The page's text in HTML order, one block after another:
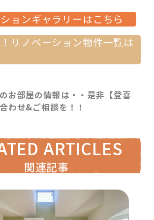
ョンギャラリーはこちら
リノベーション物件一覧は
お部屋の情報は・・是非【登喜
わせ&ご相談を！！
ARTICLES
関連記事